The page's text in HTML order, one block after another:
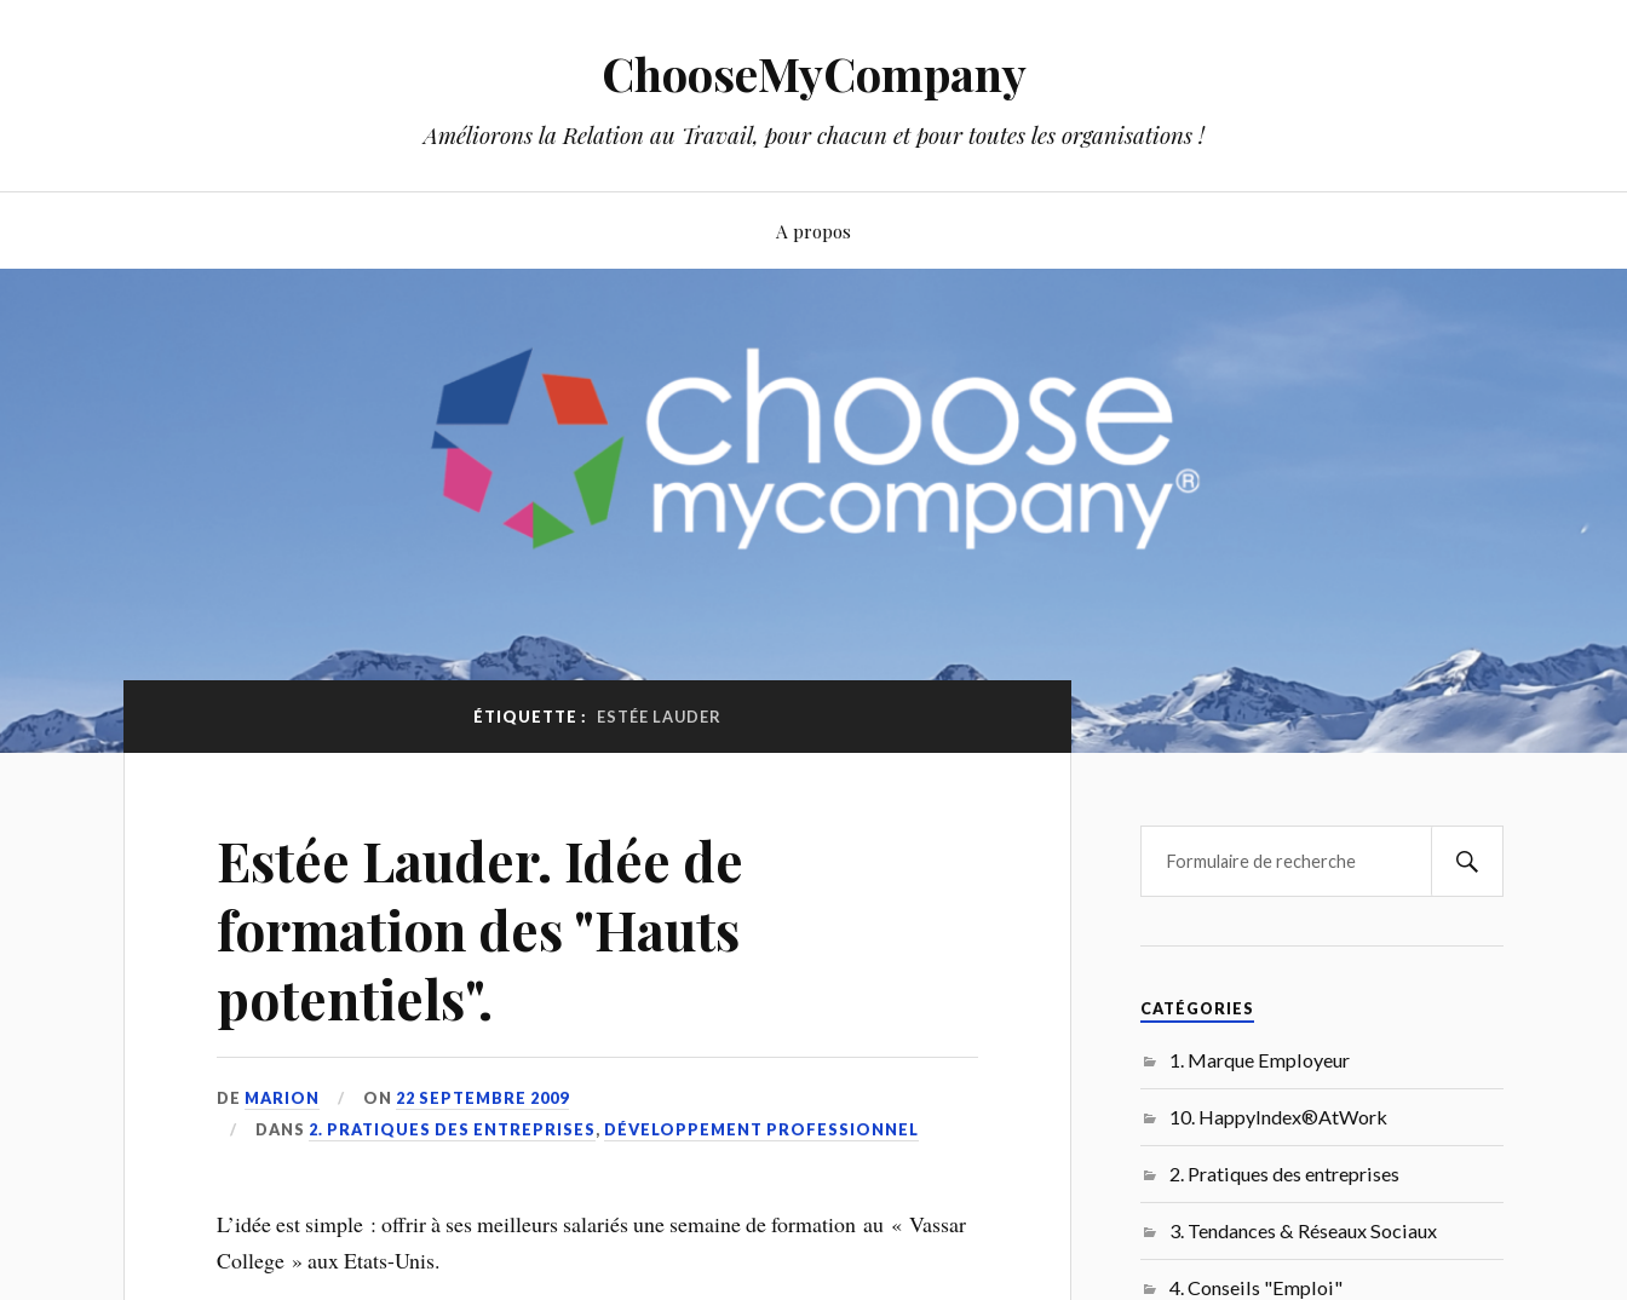
ChooseMyCompany
Améliorons la Relation au Travail, pour chacun et pour toutes les organisations !
A propos
ÉTIQUETTE : ESTÉE LAUDER
Estée Lauder. Idée de
formation des "Hauts
potentiels".
DE MARION ON 22 SEPTEMBRE 2009
DANS 2. PRATIQUES DES ENTREPRISES, DÉVELOPPEMENT PROFESSIONNEL
L’idée est simple : offrir à ses meilleurs salariés une semaine de formation au « Vassar
College » aux Etats-Unis.
CATÉGORIES
1. Marque Employeur
10. HappyIndex®AtWork
2. Pratiques des entreprises
3. Tendances & Réseaux Sociaux
4. Conseils "Emploi"